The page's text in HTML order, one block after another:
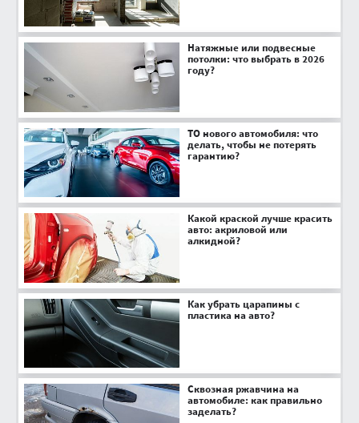
Натяжные или подвесные
потолки: что выбрать в 2026
году?
ТО нового автомобиля: что
делать, чтобы не потерять
гарантию?
Какой краской лучше красить
авто: акриловой или
алкидной?
Как убрать царапины с
пластика на авто?
Сквозная ржавчина на
автомобиле: как правильно
заделать?